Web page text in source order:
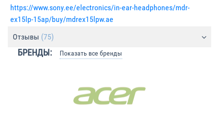
https://www.sony.ee/electronics/in-ear-headphones/mdr-
ex15lp-15ap/buy/mdrex15lpw.ae
Отзывы (75)
БРЕНДЫ: Показать все бренды